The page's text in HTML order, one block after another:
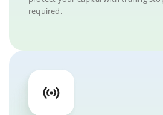
required.